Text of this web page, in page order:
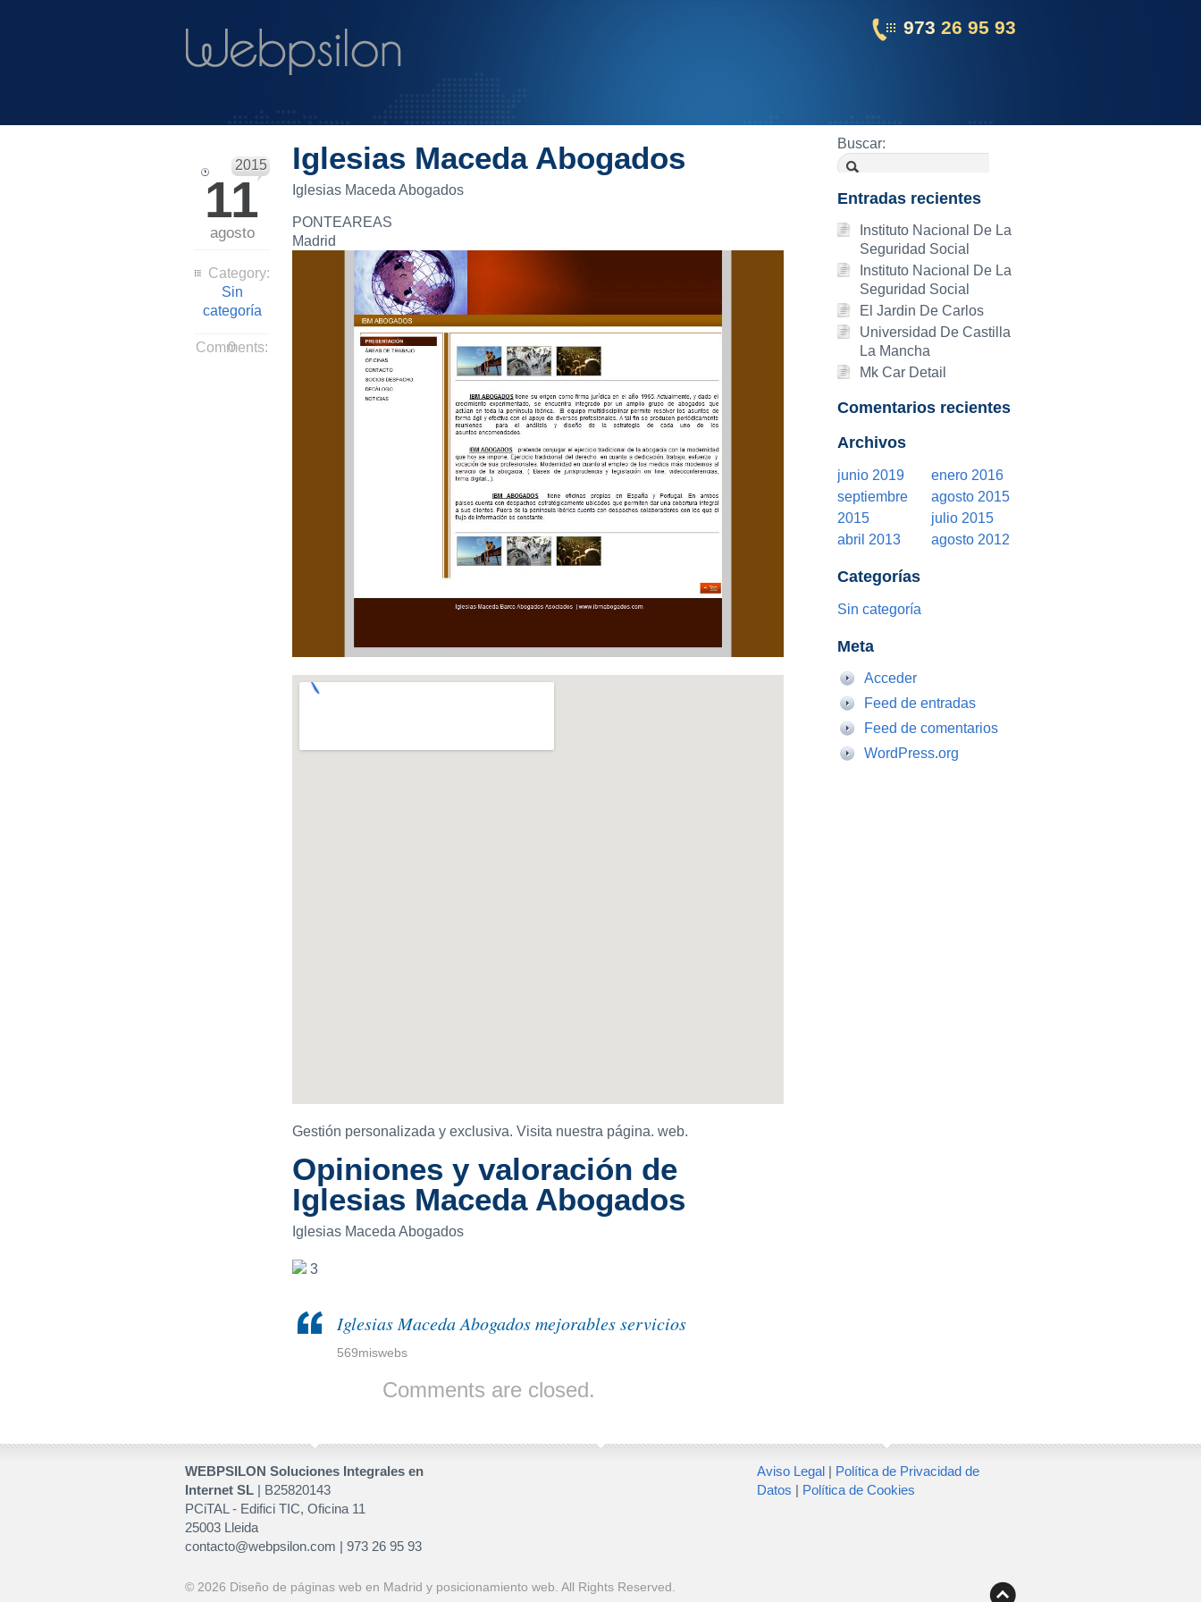
973 26 95 93
11
agosto
2015
Category:
Sin
categoría
Comments:
0
Iglesias Maceda Abogados
Iglesias Maceda Abogados
PONTEAREAS
Madrid
Gestión personalizada y exclusiva. Visita nuestra página. web.
Opiniones y valoración de
Iglesias Maceda Abogados
Iglesias Maceda Abogados
3
Iglesias Maceda Abogados mejorables servicios
569miswebs
Comments are closed.
Buscar:
Entradas recientes
Instituto Nacional De La
Seguridad Social
Instituto Nacional De La
Seguridad Social
El Jardin De Carlos
Universidad De Castilla
La Mancha
Mk Car Detail
Comentarios recientes
Archivos
junio 2019
enero 2016
septiembre
2015
agosto 2015
julio 2015
abril 2013
agosto 2012
Categorías
Sin categoría
Meta
Acceder
Feed de entradas
Feed de comentarios
WordPress.org
WEBPSILON Soluciones Integrales en
Internet SL | B25820143
PCiTAL - Edifici TIC, Oficina 11
25003 Lleida
contacto@webpsilon.com | 973 26 95 93
Aviso Legal
Política de Privacidad de
Datos
Política de Cookies
© 2026 Diseño de páginas web en Madrid y posicionamiento web. All Rights Reserved.